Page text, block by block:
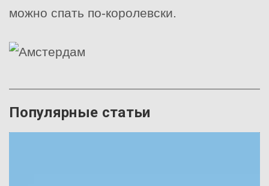
можно спать по-королевски.
Популярные статьи